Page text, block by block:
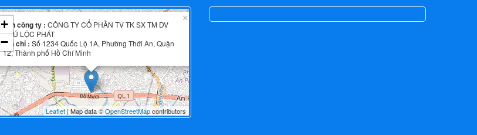
Tên công ty : CÔNG TY CỔ PHẦN TV TK SX TM DV
PHÚ LỘC PHÁT
Địa chỉ : Số 1234 Quốc Lộ 1A, Phường Thới An, Quận
12, Thành phố Hồ Chí Minh
×
+
−
Leaflet| Map data ©OpenStreetMapcontributors